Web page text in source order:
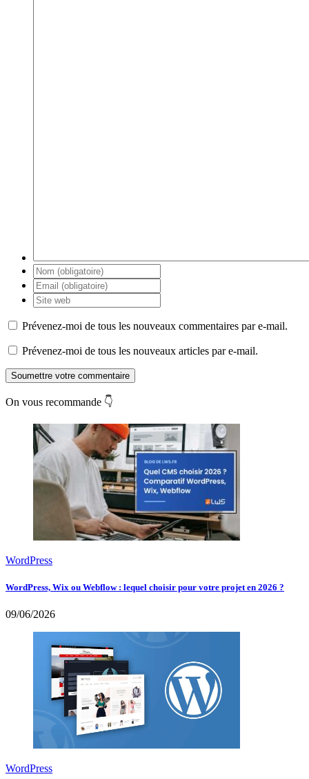
Prévenez-moi de tous les nouveaux commentaires par e-mail.
Prévenez-moi de tous les nouveaux articles par e-mail.
Soumettre votre commentaire
On vous recommande 👇
WordPress
WordPress, Wix ou Webflow : lequel choisir pour votre projet en 2026 ?
09/06/2026
WordPress